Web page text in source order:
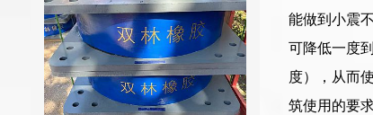
能做到小震
可降低一度
度），从而
筑使用的要求